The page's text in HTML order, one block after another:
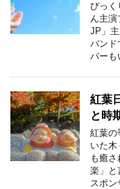
びっく
ん主演
JP」
バンド
バー
紅葉
と時
紅葉の
いた木
も癒
楽」と
スポ